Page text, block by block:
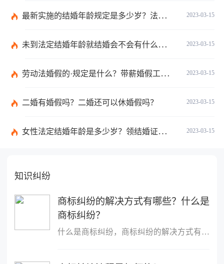
2023-03-15
最新实施的结婚年龄规定是多少岁？法定婚龄的确定依据有哪些？
2023-03-15
未到法定结婚年龄就结婚会不会有什么法律后果？
2023-03-15
劳动法婚假的·规定是什么？带薪婚假工资怎么计算？
2023-03-15
二婚有婚假吗？二婚还可以休婚假吗？
2023-03-15
女性法定结婚年龄是多少岁？领结婚证需要带什么证件？
知识纠纷
商标纠纷的解决方式有哪些？什么是
商标纠纷？
什么是商标纠纷，商标纠纷的解决方式有哪些商标纠纷亦称商标纠纷案...